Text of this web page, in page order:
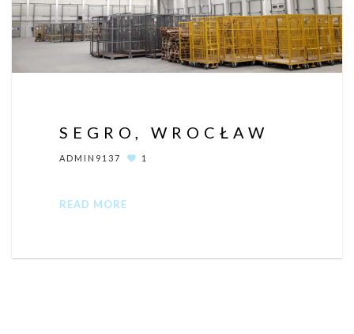
SEGRO, WROCŁAW
ADMIN9137 1
READ MORE